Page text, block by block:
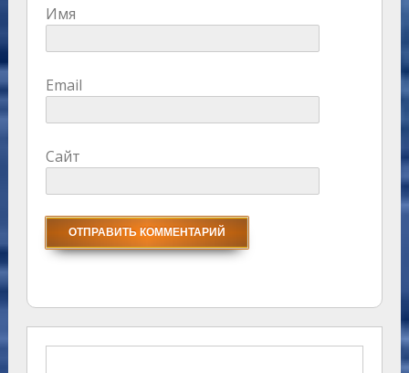
Имя
Email
Сайт